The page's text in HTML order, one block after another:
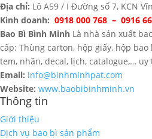
Địa chỉ: Lô A59 / I Đường số 7, KCN
Kinh doanh: 0918 000 768 – 0916
Bao Bì Bình Minh Là nhà sản xuất
cấp: Thùng carton, hộp giấy, hộp
tem, nhãn, decal, lịch, catalogue,…
Email: info@binhminhpat.com
Website: www.baobibinhminh.vn
Thông tin
Giới thiệu
Dịch vụ bao bì sản phẩm